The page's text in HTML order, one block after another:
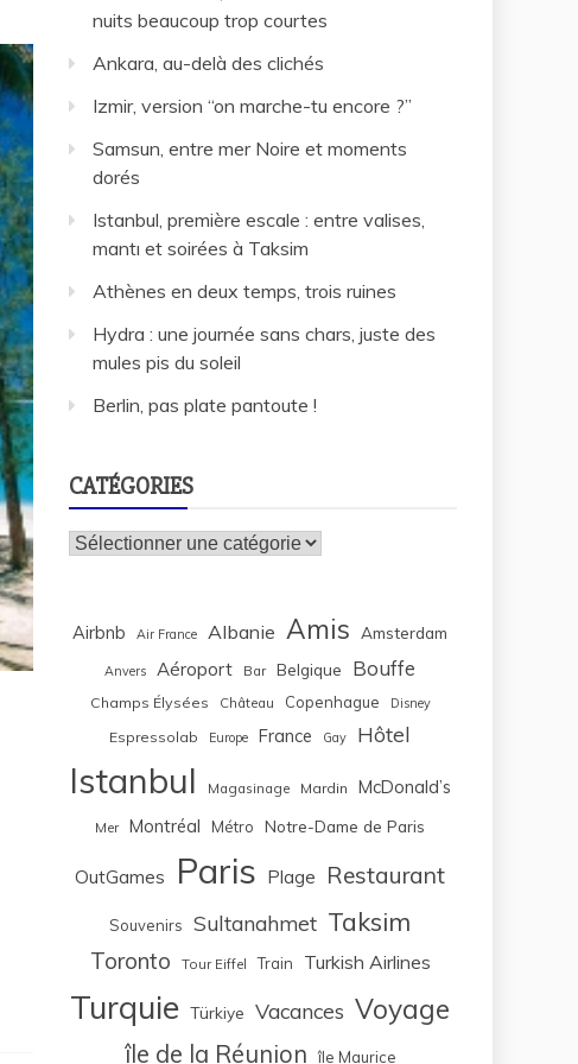
nuits beaucoup trop courtes
Ankara, au-delà des clichés
Izmir, version “on marche-tu encore ?”
Samsun, entre mer Noire et moments
dorés
Istanbul, première escale : entre valises,
mantı et soirées à Taksim
Athènes en deux temps, trois ruines
Hydra : une journée sans chars, juste des
mules pis du soleil
Berlin, pas plate pantoute !
CATÉGORIES
Catégories
Airbnb Air France Albanie Amis Amsterdam
Anvers Aéroport Bar Belgique Bouffe
Champs Élysées Château Copenhague Disney
Espressolab Europe France Gay Hôtel
Istanbul Magasinage Mardin McDonald’s
Mer Montréal Métro Notre-Dame de Paris
OutGames Paris Plage Restaurant
Souvenirs Sultanahmet Taksim
Toronto Tour Eiffel Train Turkish Airlines
Turquie Türkiye Vacances Voyage
île de la Réunion île Maurice